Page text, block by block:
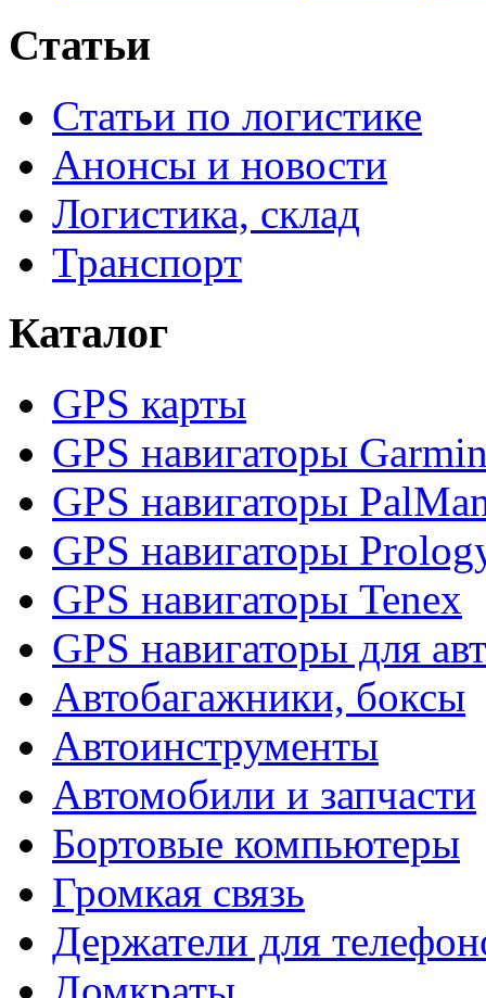
Статьи
Статьи по логистике
Анонсы и новости
Логистика, склад
Транспорт
Каталог
GPS карты
GPS навигаторы
GPS навигаторы
GPS навигаторы
GPS навигаторы Tenex
GPS навигаторы для
Автобагажники, боксы
Автоинструменты
Автомобили и запчасти
Бортовые компьютеры
Громкая связь
Держатели для